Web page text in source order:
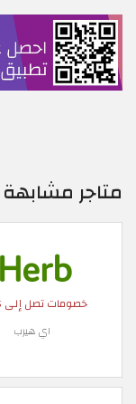
متاجر
خصومات تصل إلى 25%
اي هيرب